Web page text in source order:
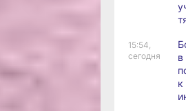
15:54,
сегодня
в
к